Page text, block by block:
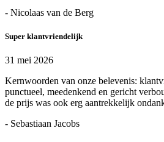
- Nicolaas van de Berg
Super klantvriendelijk
31 mei 2026
Kernwoorden van onze belevenis:
punctueel, meedenkend en gericht
de prijs was ook erg aantrekkelijk
- Sebastiaan Jacobs